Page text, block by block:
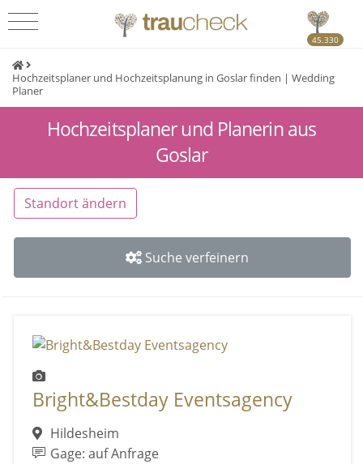
45.330
Hochzeitsplaner und Hochzeitsplanung in Goslar finden | Wedding
Planer
Hochzeitsplaner und Planerin aus
Goslar
Standort ändern
Suche verfeinern
Bright&Bestday Eventsagency
Hildesheim
Gage: auf Anfrage